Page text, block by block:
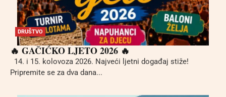
DRUŠTVO
🔥 GAČIĆKO LJETO 2026 🔥
14. i 15. kolovoza 2026. Najveći ljetni događaj stiže!
Pripremite se za dva dana...